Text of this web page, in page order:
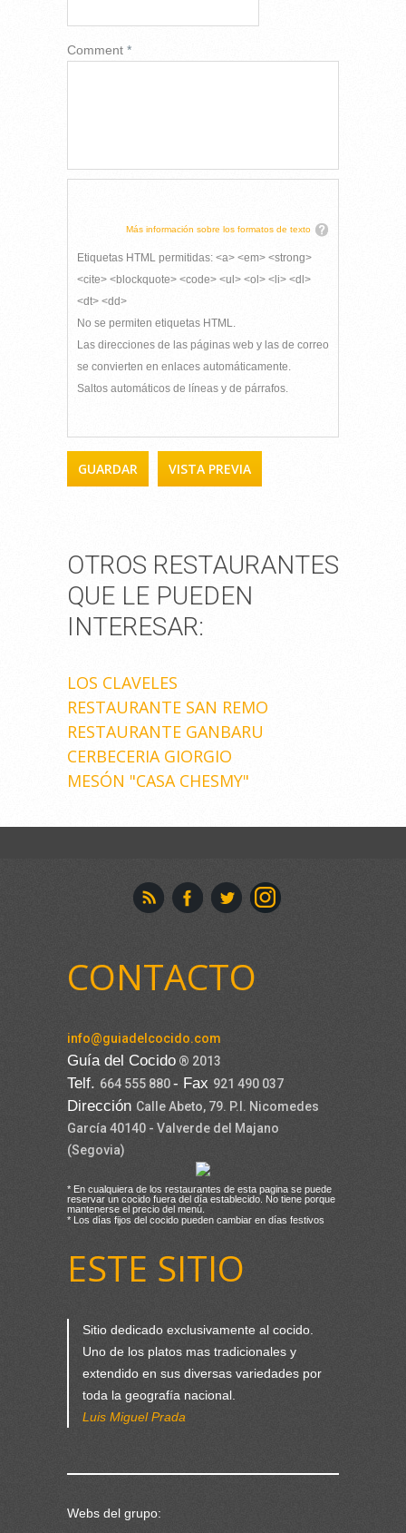
Comment *
Más información sobre los formatos de texto
Etiquetas HTML permitidas: <a> <em> <strong>
<cite> <blockquote> <code> <ul> <ol> <li> <dl>
<dt> <dd>
No se permiten etiquetas HTML.
Las direcciones de las páginas web y las de correo
se convierten en enlaces automáticamente.
Saltos automáticos de líneas y de párrafos.
OTROS RESTAURANTES
QUE LE PUEDEN
INTERESAR:
LOS CLAVELES
RESTAURANTE SAN REMO
RESTAURANTE GANBARU
CERBECERIA GIORGIO
MESÓN "CASA CHESMY"
CONTACTO
info@guiadelcocido.com
Guía del Cocido ® 2013
Telf. 664 555 880- Fax 921 490 037
Dirección Calle Abeto, 79. P.I. Nicomedes
García 40140 - Valverde del Majano
(Segovia)
* En cualquiera de los restaurantes de esta pagina se puede
reservar un cocido fuera del día establecido. No tiene porque
mantenerse el precio del menú.
* Los días fijos del cocido pueden cambiar en días festivos
ESTE SITIO
Sitio dedicado exclusivamente al cocido.
Uno de los platos mas tradicionales y
extendido en sus diversas variedades por
toda la geografía nacional.
Luis Miguel Prada
Webs del grupo: